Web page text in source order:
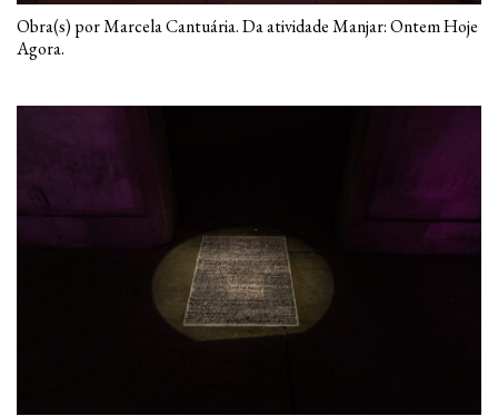
Obra(s) por Marcela Cantuária. Da atividade Manjar: Ontem Hoje
Agora.